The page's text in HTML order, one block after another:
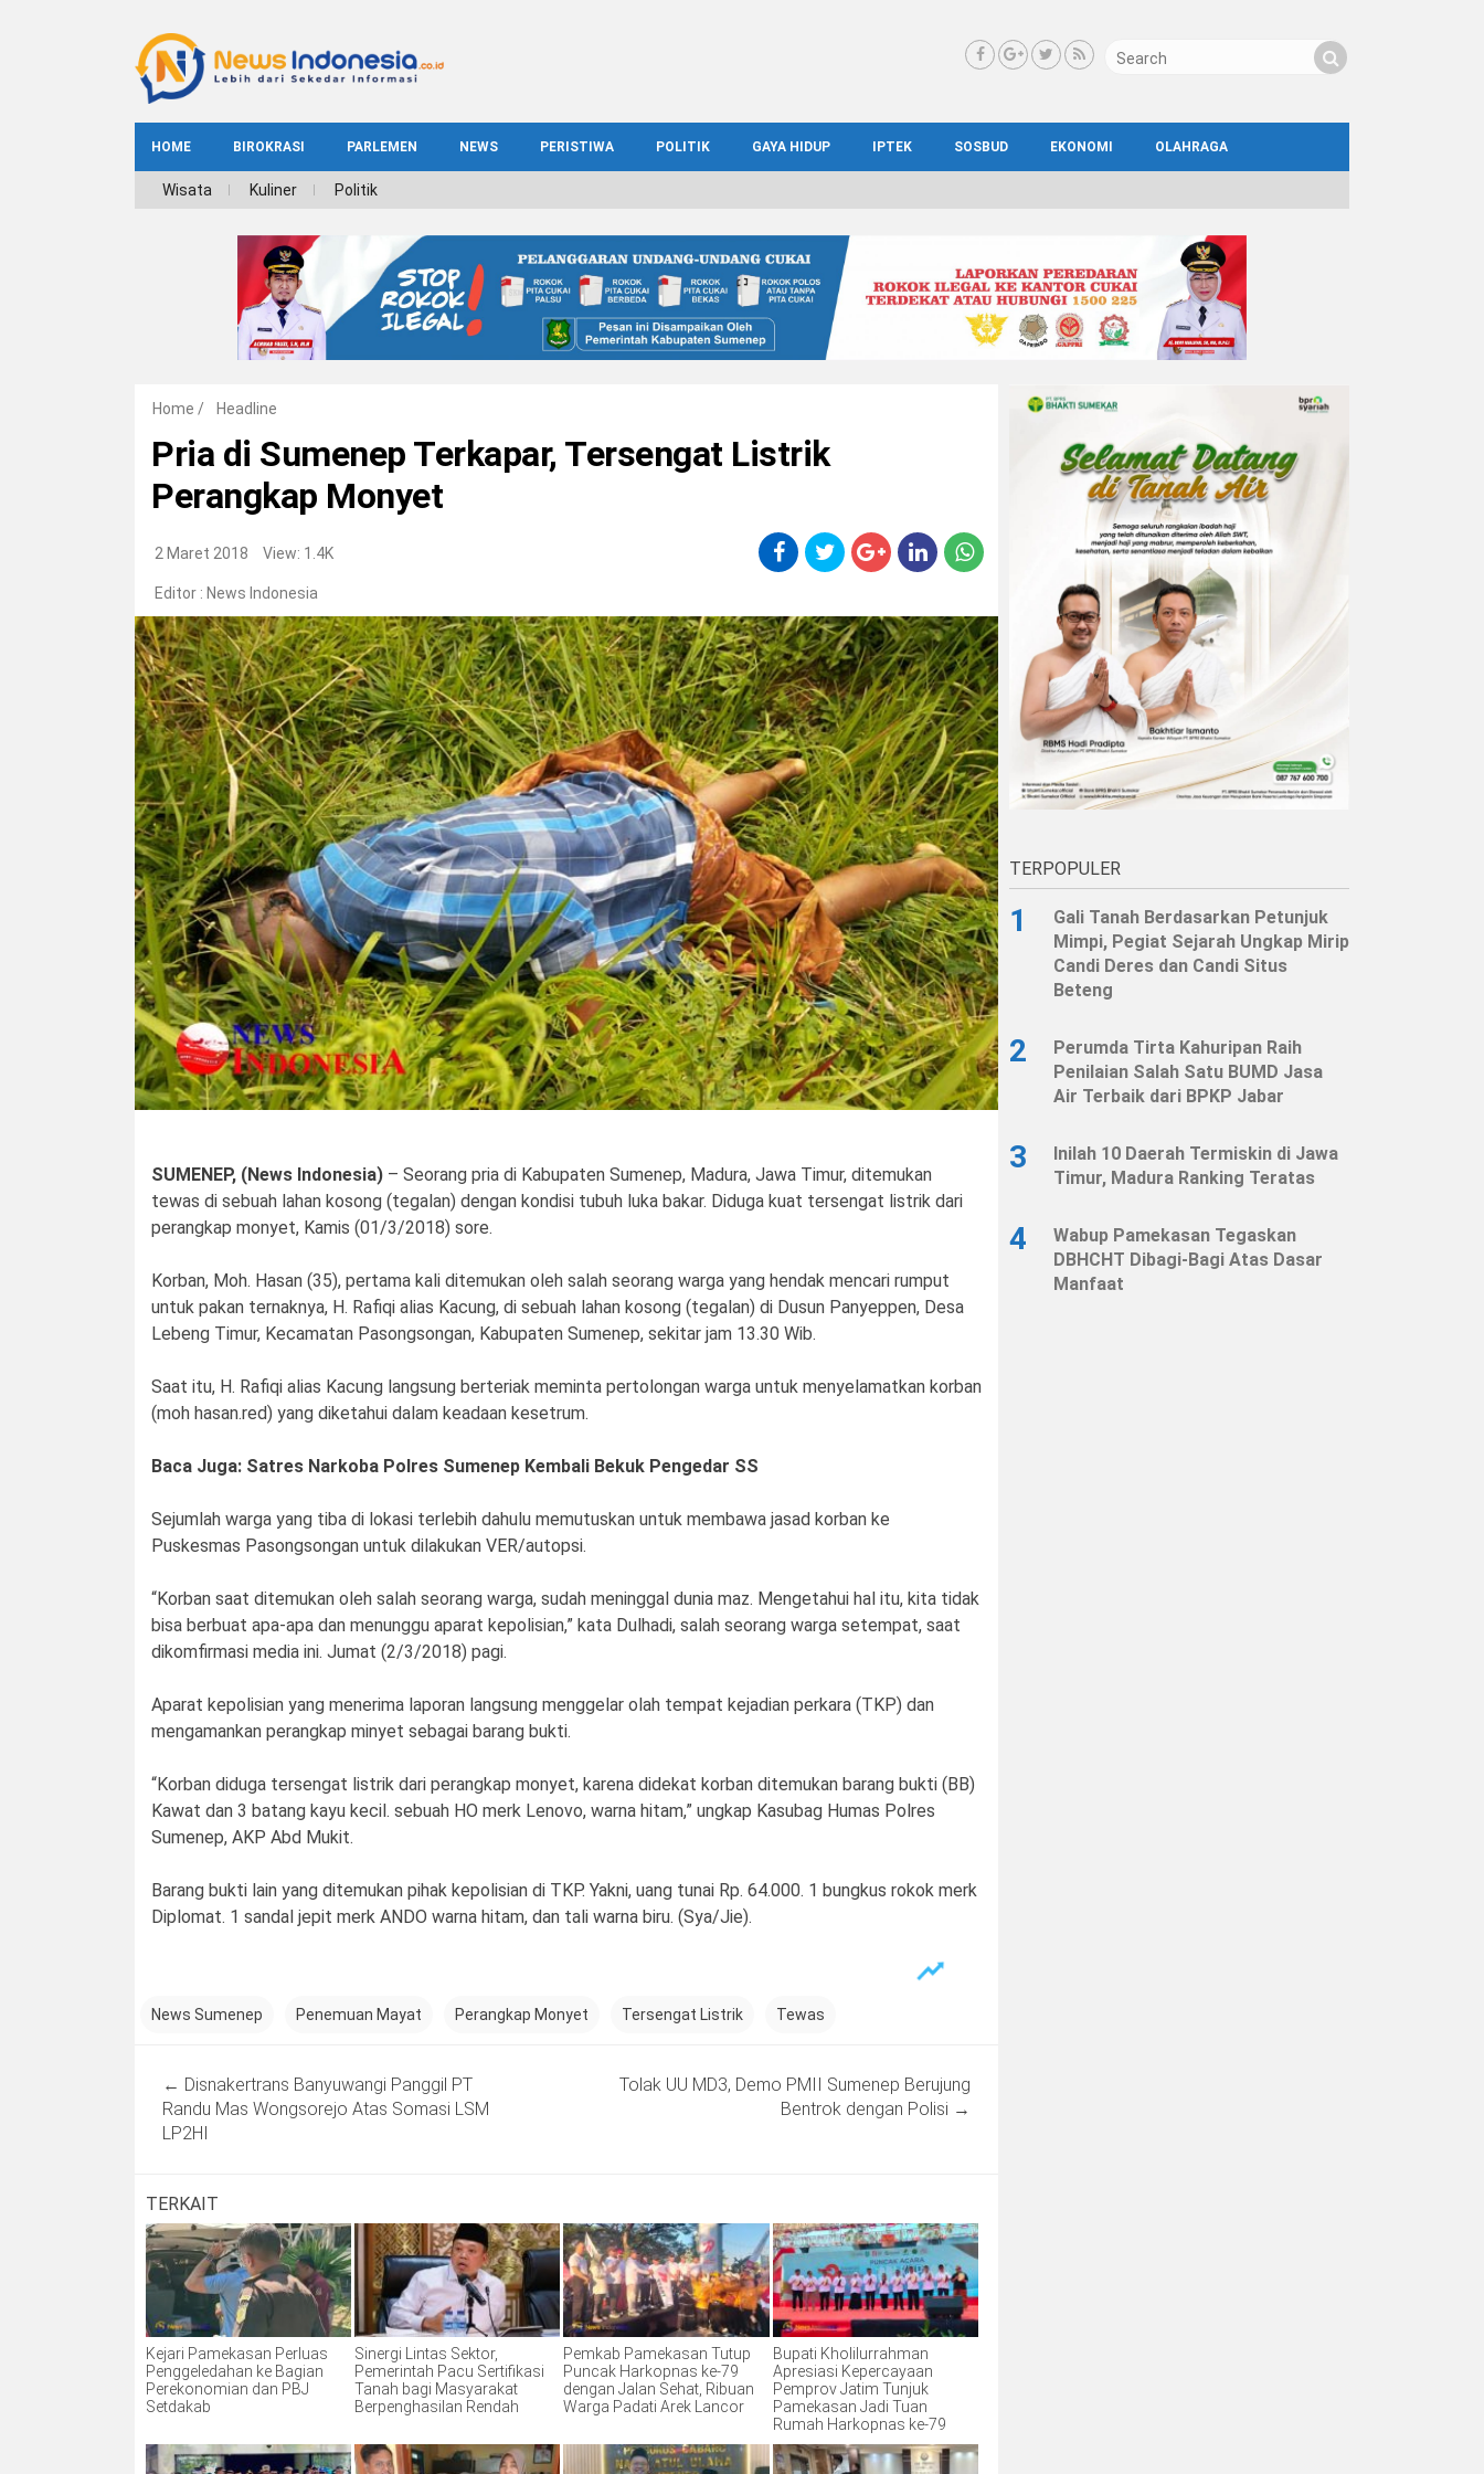
HOME BIROKRASI PARLEMEN NEWS PERISTIWA POLITIK GAYA HIDUP IPTEK SOSBUD EKONOMI OLAHRAGA
INDEKS BIROKRASI
Wisata Kuliner Politik
Home / Headline
Pria di Sumenep Terkapar, Tersengat Listrik
Perangkap Monyet
2 Maret 2018 View: 1.4K
Editor : News Indonesia
SUMENEP, (News Indonesia) – Seorang pria di Kabupaten Sumenep, Madura, Jawa Timur, ditemukan
tewas di sebuah lahan kosong (tegalan) dengan kondisi tubuh luka bakar. Diduga kuat tersengat listrik dari
perangkap monyet, Kamis (01/3/2018) sore.
Korban, Moh. Hasan (35), pertama kali ditemukan oleh salah seorang warga yang hendak mencari rumput
untuk pakan ternaknya, H. Rafiqi alias Kacung, di sebuah lahan kosong (tegalan) di Dusun Panyeppen, Desa
Lebeng Timur, Kecamatan Pasongsongan, Kabupaten Sumenep, sekitar jam 13.30 Wib.
Saat itu, H. Rafiqi alias Kacung langsung berteriak meminta pertolongan warga untuk menyelamatkan korban
(moh hasan.red) yang diketahui dalam keadaan kesetrum.
Baca Juga: Satres Narkoba Polres Sumenep Kembali Bekuk Pengedar SS
Sejumlah warga yang tiba di lokasi terlebih dahulu memutuskan untuk membawa jasad korban ke
Puskesmas Pasongsongan untuk dilakukan VER/autopsi.
“Korban saat ditemukan oleh salah seorang warga, sudah meninggal dunia maz. Mengetahui hal itu, kita tidak
bisa berbuat apa-apa dan menunggu aparat kepolisian,” kata Dulhadi, salah seorang warga setempat, saat
dikomfirmasi media ini. Jumat (2/3/2018) pagi.
Aparat kepolisian yang menerima laporan langsung menggelar olah tempat kejadian perkara (TKP) dan
mengamankan perangkap minyet sebagai barang bukti.
“Korban diduga tersengat listrik dari perangkap monyet, karena didekat korban ditemukan barang bukti (BB)
Kawat dan 3 batang kayu kecil. sebuah HO merk Lenovo, warna hitam,” ungkap Kasubag Humas Polres
Sumenep, AKP Abd Mukit.
Barang bukti lain yang ditemukan pihak kepolisian di TKP. Yakni, uang tunai Rp. 64.000. 1 bungkus rokok merk
Diplomat. 1 sandal jepit merk ANDO warna hitam, dan tali warna biru. (Sya/Jie).
News Sumenep Penemuan Mayat Perangkap Monyet Tersengat Listrik Tewas
navigation
← Disnakertrans Banyuwangi Panggil PT
Randu Mas Wongsorejo Atas Somasi LSM
LP2HI
Tolak UU MD3, Demo PMII Sumenep Berujung
Bentrok dengan Polisi →
TERKAIT
Kejari Pamekasan Perluas
Penggeledahan ke Bagian
Perekonomian dan PBJ
Setdakab
Sinergi Lintas Sektor,
Pemerintah Pacu Sertifikasi
Tanah bagi Masyarakat
Berpenghasilan Rendah
Pemkab Pamekasan Tutup
Puncak Harkopnas ke-79
dengan Jalan Sehat, Ribuan
Warga Padati Arek Lancor
Bupati Kholilurrahman
Apresiasi Kepercayaan
Pemprov Jatim Tunjuk
Pamekasan Jadi Tuan
Rumah Harkopnas ke-79
TERPOPULER
1
Gali Tanah Berdasarkan Petunjuk
Mimpi, Pegiat Sejarah Ungkap Mirip
Candi Deres dan Candi Situs
Beteng
2
Perumda Tirta Kahuripan Raih
Penilaian Salah Satu BUMD Jasa
Air Terbaik dari BPKP Jabar
3
Inilah 10 Daerah Termiskin di Jawa
Timur, Madura Ranking Teratas
4
Wabup Pamekasan Tegaskan
DBHCHT Dibagi-Bagi Atas Dasar
Manfaat